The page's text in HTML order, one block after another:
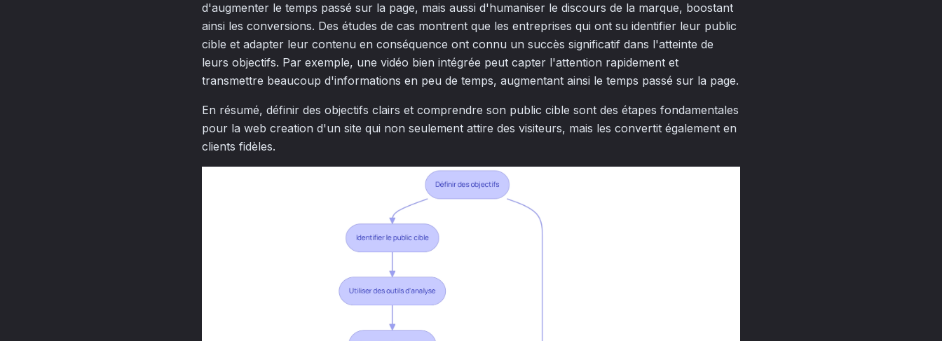
d'augmenter le temps passé sur la page, mais aussi d'humaniser le discours de la marque, boostant
ainsi les conversions. Des études de cas montrent que les entreprises qui ont su identifier leur public
cible et adapter leur contenu en conséquence ont connu un succès significatif dans l'atteinte de
leurs objectifs. Par exemple, une vidéo bien intégrée peut capter l'attention rapidement et
transmettre beaucoup d'informations en peu de temps, augmentant ainsi le temps passé sur la page.
En résumé, définir des objectifs clairs et comprendre son public cible sont des étapes fondamentales
pour la web creation d'un site qui non seulement attire des visiteurs, mais les convertit également en
clients fidèles.